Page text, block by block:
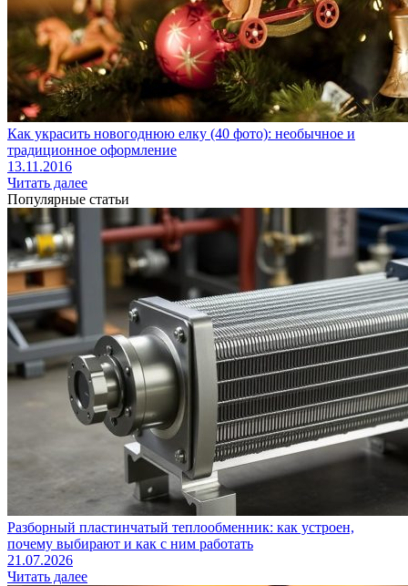
Как украсить новогоднюю елку (40 фото): необычное и
традиционное оформление
13.11.2016
Читать далее
Популярные статьи
Разборный пластинчатый теплообменник: как устроен,
почему выбирают и как с ним работать
21.07.2026
Читать далее